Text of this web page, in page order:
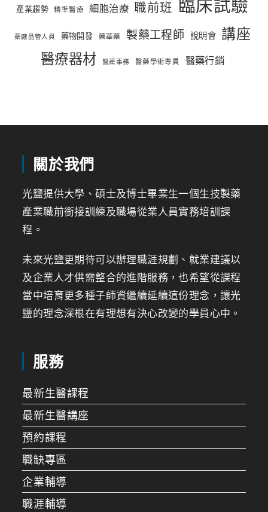
產業趨勢 精準醫療 細胞治療 職前班 臨床試驗
藥廠品管人員 藥物開發 藥華藥 製藥工程師 說明會 講座
醫療器材 醫藥事務 醫藥學術專員 醫藥行銷
關於我們
光鹽提供大學、碩士及博士畢業生一個生技製藥
產業職前銜接訓練及職場從業人員實務培訓課
程。
未來光鹽更期待可以辦理職涯規劃、就業建議以
及企業人才供需整合的進階服務，也希望從課程
當中培育更多種子師資繼續延續這份理念，讓光
鹽的理念深根在有理想有決心改變的學員心中。
服務
最新生醫課程
最新生醫講座
預約課程
職缺專區
企業輔導
職涯輔導